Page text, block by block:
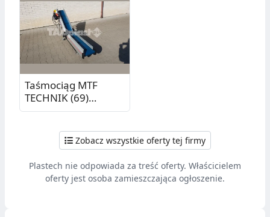
Taśmociąg MTF
TECHNIK (69)
łamany, dł. cz. pion.
Zobacz wszystkie oferty tej firmy
Plastech nie odpowiada za treść oferty. Właścicielem
oferty jest osoba zamieszczająca ogłoszenie.